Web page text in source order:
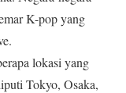
K-pop yang
lokasi yang
Tokyo, Osaka,